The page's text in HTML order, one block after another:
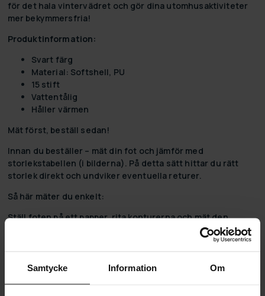
Samtycke Information Om
för det hala vintervädret och gör dina utomhusaktiviteter
mer bekymmersfria!
Produktinformation:
Svart färg
Material: Softshell, PU
15 stift
Vattentålig
Håller värmen
Mät först, beställ sedan!
Innan du beställer – mät din fot och jämför med
storlekstabellen (i bilderna). På detta sätt hittar du rätt
storlek direkt och undviker eventuella returer.
Så här mäter du enkelt:
Ställ foten på ett papper, rita konturerna och mät den
längsta punkten från hälen till tårnas spets. Lägg till 0,5–1
cm för rörelseutrymme och se motsvarande storlek i
Mellan två storlekar?